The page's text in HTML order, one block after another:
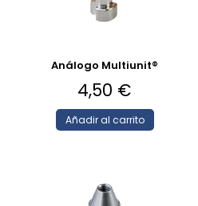
Análogo Multiunit®
4,50 €
Añadir al carrito